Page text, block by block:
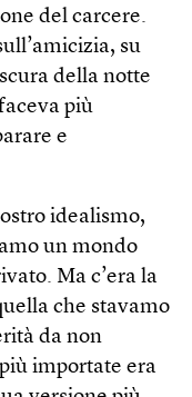
del carcere.
su
della notte
più
e
idealismo,
un mondo
Ma c’era la
che stavamo
da non
importate era